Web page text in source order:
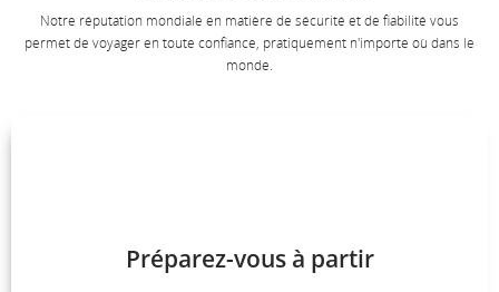
Notre réputation mondiale en matière de sécurité et de fiabilité vous
permet de voyager en toute confiance, pratiquement n'importe où dans le
monde.
Préparez-vous à partir